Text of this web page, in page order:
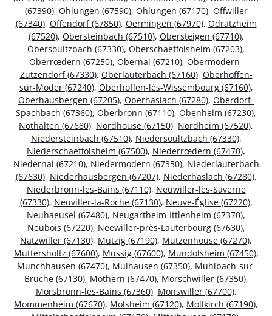
(67390), Ohlungen (67590), Ohlungen (67170), Offwiller
(67340), Offendorf (67850), Oermingen (67970), Odratzheim
(67520), Obersteinbach (67510), Obersteigen (67710),
Obersoultzbach (67330), Oberschaeffolsheim (67203),
Oberrœdern (67250), Obernai (67210), Obermodern-
Zutzendorf (67330), Oberlauterbach (67160), Oberhoffen-
sur-Moder (67240), Oberhoffen-lès-Wissembourg (67160),
Oberhausbergen (67205), Oberhaslach (67280), Oberdorf-
Spachbach (67360), Oberbronn (67110), Obenheim (67230),
Nothalten (67680), Nordhouse (67150), Nordheim (67520),
Niedersteinbach (67510), Niedersoultzbach (67330),
Niederschaeffolsheim (67500), Niederrœdern (67470),
Niedernai (67210), Niedermodern (67350), Niederlauterbach
(67630), Niederhausbergen (67207), Niederhaslach (67280),
Niederbronn-les-Bains (67110), Neuwiller-lès-Saverne
(67330), Neuviller-la-Roche (67130), Neuve-Église (67220),
Neuhaeusel (67480), Neugartheim-Ittlenheim (67370),
Neubois (67220), Neewiller-près-Lauterbourg (67630),
Natzwiller (67130), Mutzig (67190), Mutzenhouse (67270),
Muttersholtz (67600), Mussig (67600), Mundolsheim (67450),
Munchhausen (67470), Mulhausen (67350), Muhlbach-sur-
Bruche (67130), Mothern (67470), Morschwiller (67350),
Morsbronn-les-Bains (67360), Monswiller (67700),
Mommenheim (67670), Molsheim (67120), Mollkirch (67190),